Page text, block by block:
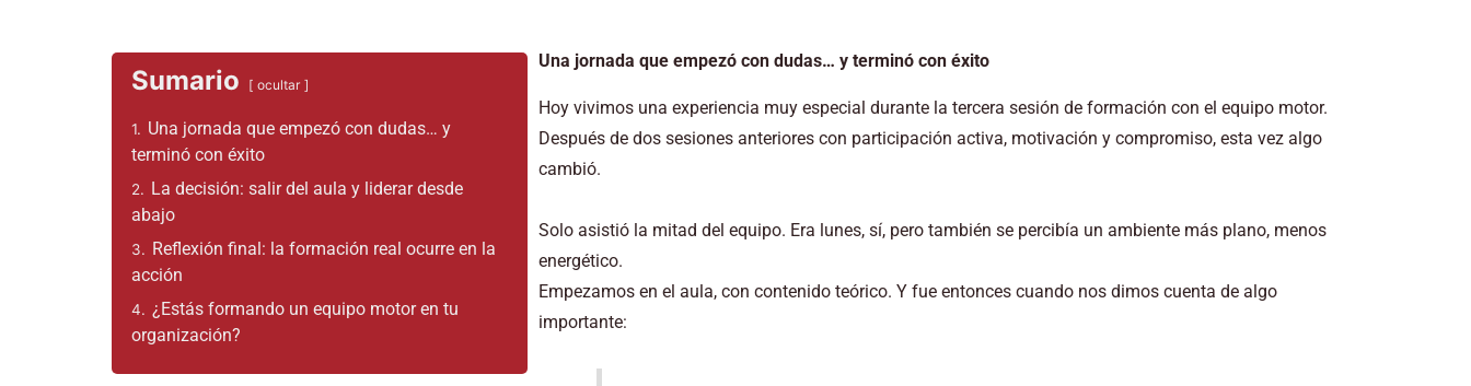
Sumario ocultar
1. Una jornada que empezó con dudas… y
terminó con éxito
2. La decisión: salir del aula y liderar desde
abajo
3. Reflexión final: la formación real ocurre en la
acción
4. ¿Estás formando un equipo motor en tu
organización?
Una jornada que empezó con dudas… y terminó con éxito
Hoy vivimos una experiencia muy especial durante la tercera sesión de formación con el equipo motor.
Después de dos sesiones anteriores con participación activa, motivación y compromiso, esta vez algo
cambió.
Solo asistió la mitad del equipo. Era lunes, sí, pero también se percibía un ambiente más plano, menos
energético.
Empezamos en el aula, con contenido teórico. Y fue entonces cuando nos dimos cuenta de algo
importante: